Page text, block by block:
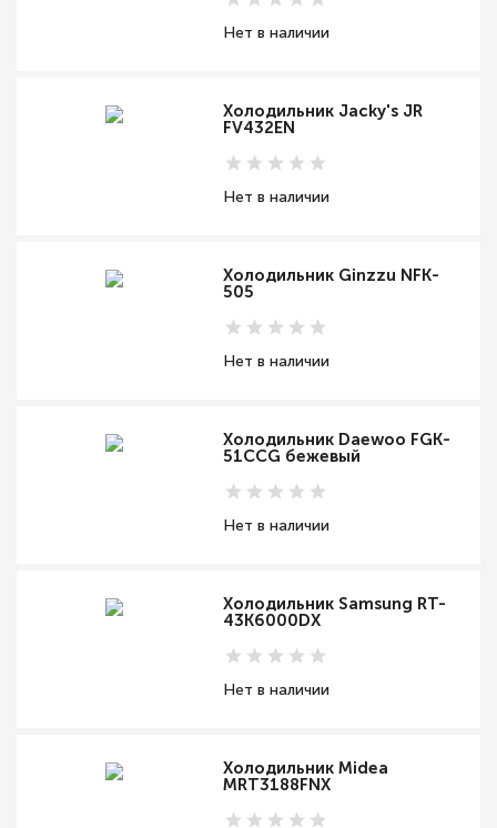
Нет в наличии
Холодильник Jacky's JR
FV432EN
Нет в наличии
Холодильник Ginzzu NFK-
505
Нет в наличии
Холодильник Daewoo FGK-
51CCG бежевый
Нет в наличии
Холодильник Samsung RT-
43K6000DX
Нет в наличии
Холодильник Midea
MRT3188FNX